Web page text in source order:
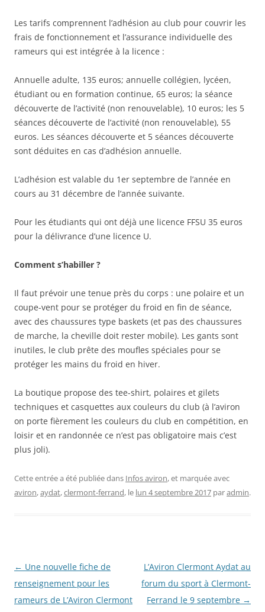
Les tarifs comprennent l’adhésion au club pour couvrir les
frais de fonctionnement et l’assurance individuelle des
rameurs qui est intégrée à la licence :
Annuelle adulte, 135 euros; annuelle collégien, lycéen,
étudiant ou en formation continue, 65 euros; la séance
découverte de l’activité (non renouvelable), 10 euros; les 5
séances découverte de l’activité (non renouvelable), 55
euros. Les séances découverte et 5 séances découverte
sont déduites en cas d’adhésion annuelle.
L’adhésion est valable du 1er septembre de l’année en
cours au 31 décembre de l’année suivante.
Pour les étudiants qui ont déjà une licence FFSU 35 euros
pour la délivrance d’une licence U.
Comment s’habiller ?
Il faut prévoir une tenue près du corps : une polaire et un
coupe-vent pour se protéger du froid en fin de séance,
avec des chaussures type baskets (et pas des chaussures
de marche, la cheville doit rester mobile). Les gants sont
inutiles, le club prête des moufles spéciales pour se
protéger les mains du froid en hiver.
La boutique propose des tee-shirt, polaires et gilets
techniques et casquettes aux couleurs du club (à l’aviron
on porte fièrement les couleurs du club en compétition, en
loisir et en randonnée ce n’est pas obligatoire mais c’est
plus joli).
Cette entrée a été publiée dans Infos aviron, et marquée avec
aviron,aydat,clermont-ferrand, le lun 4 septembre 2017 paradmin.
Navigation
des
articles
← Une nouvelle fiche de
renseignement pour les
rameurs de L’Aviron Clermont
L’Aviron Clermont Aydat au
forum du sport à Clermont-
Ferrand le 9 septembre →